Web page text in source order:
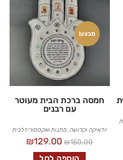
מבצע!
חמסה ברכת הבית מעוטר
עם רבנים
יודאיקה וקדושה מתנות ואקססוריז לבית
₪150.00
₪129.00
הוספה לסל